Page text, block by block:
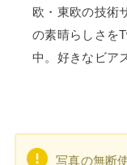
欧・東欧の技術
の素晴らしさを
中。好きなビア
写真の無断